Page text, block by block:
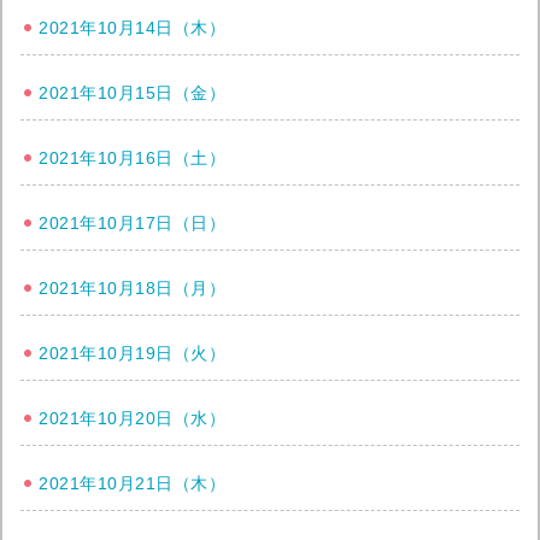
2021年10月14日（木）
2021年10月15日（金）
2021年10月16日（土）
2021年10月17日（日）
2021年10月18日（月）
2021年10月19日（火）
2021年10月20日（水）
2021年10月21日（木）